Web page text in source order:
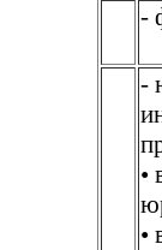
-
-
•
•